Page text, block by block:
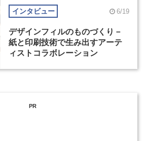
インタビュー 6/19
デザインフィルのものづくり－
紙と印刷技術で生み出すアーテ
ィストコラボレーション
PR